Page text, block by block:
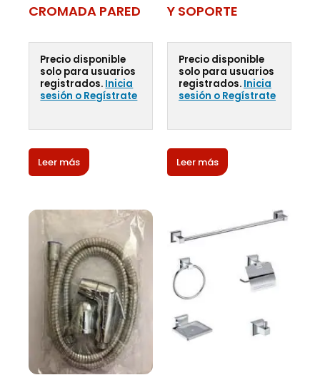
CROMADA PARED
Precio disponible
solo para usuarios
registrados. Inicia
sesión o Regístrate
Leer más
Y SOPORTE
Precio disponible
solo para usuarios
registrados. Inicia
sesión o Regístrate
Leer más